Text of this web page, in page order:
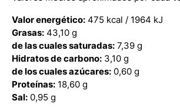
Valor energético: 475 kcal / 1964 kJ
Grasas: 43,10 g
de las cuales saturadas: 7,39 g
Hidratos de carbono: 3,10 g
de los cuales azúcares: 0,60 g
Proteínas: 18,60 g
Sal: 0,95 g